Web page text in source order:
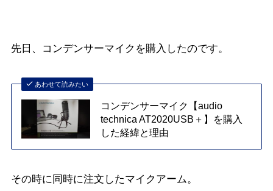
先日、コンデンサーマイクを購入したのです。
あわせて読みたい
コンデンサーマイク【audio
technica AT2020USB＋】を購入
した経緯と理由
その時に同時に注文したマイクアーム。